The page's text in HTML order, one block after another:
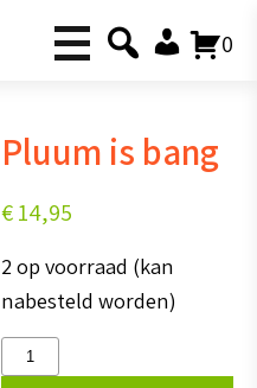
0
Pluum is bang
€14,95
2 op voorraad (kan
nabesteld worden)
Pluum